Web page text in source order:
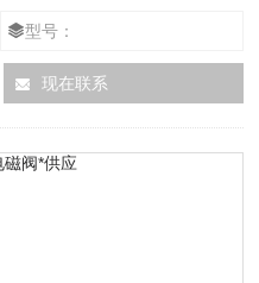
括阀体、阀芯、阀座、气动执
口。气动执行器接收来自控制系
械连杆或螺旋转换作用于阀
型号：
现在联系